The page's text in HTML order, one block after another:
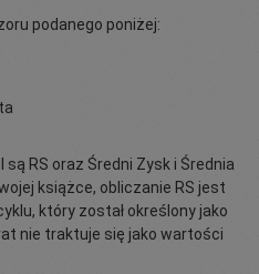
podanego poniżej:
RS oraz Średni Zysk i Średnia
książce, obliczanie RS jest
który został określony jako
nie traktuje się jako wartości